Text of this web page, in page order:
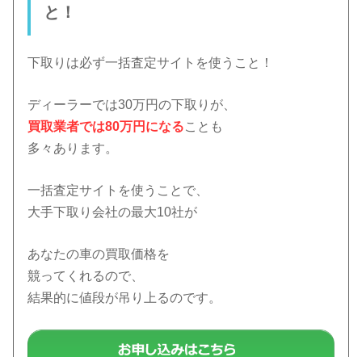
と！
下取りは必ず一括査定サイトを使うこと！
ディーラーでは30万円の下取りが、
買取業者では80万円になることも
多々あります。
一括査定サイトを使うことで、
大手下取り会社の最大10社が
あなたの車の買取価格を
競ってくれるので、
結果的に値段が吊り上るのです。